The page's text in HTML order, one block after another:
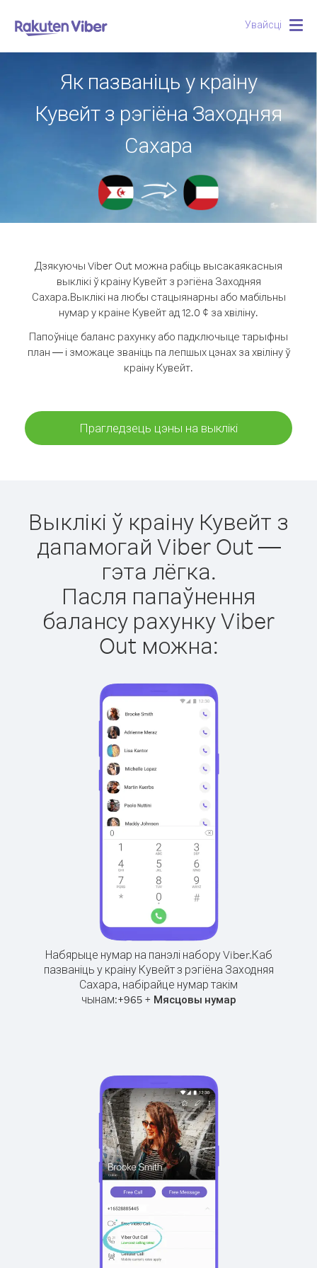
Увайсці
Як пазваніць у краіну
Кувейт з рэгіёна Заходняя
Сахара
Дзякуючы Viber Out можна рабіць высакаякасныя
выклікі ў краіну Кувейт з рэгіёна Заходняя
Сахара.Выклікі на любы стацыянарны або мабільны
нумар у краіне Кувейт ад 12.0 ¢ за хвіліну.
Папоўніце баланс рахунку або падключыце тарыфны
план — і зможаце званіць па лепшых цэнах за хвіліну ў
краіну Кувейт.
Прагледзець цэны на выклікі
Выклікі ў краіну Кувейт з
дапамогай Viber Out —
гэта лёгка.
Пасля папаўнення
балансу рахунку Viber
Out можна:
Набярыце нумар на панэлі набору Viber.Каб
пазваніць у краіну Кувейт з рэгіёна Заходняя
Сахара, набірайце нумар такім
чынам:+965+ Мясцовы нумар